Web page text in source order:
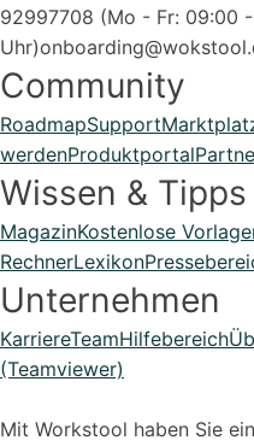
92997708 (Mo - Fr: 09:00
Uhr)
Community
RoadmapSupport
werdenProduktportal
Wissen & Tipps
MagazinKostenlose
RechnerLexikon
Unternehmen
KarriereTeamHilfebereich
(Teamviewer)
Mit Workstool haben Sie